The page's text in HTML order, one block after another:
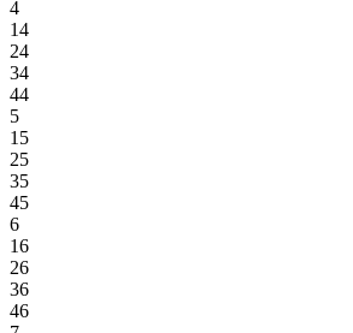
4
14
24
34
44
5
15
25
35
45
6
16
26
36
46